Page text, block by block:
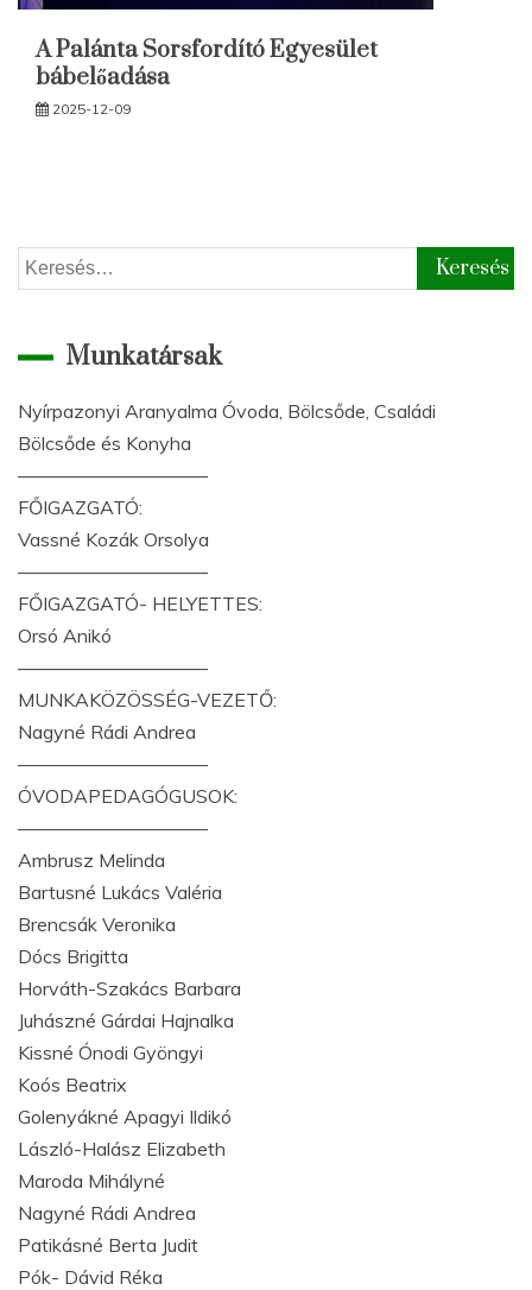
A Palánta Sorsfordító Egyesület
bábelőadása
2025-12-09
Keresés:
Munkatársak
Nyírpazonyi Aranyalma Óvoda, Bölcsőde, Családi
Bölcsőde és Konyha
——————————
FŐIGAZGATÓ:
Vassné Kozák Orsolya
——————————
FŐIGAZGATÓ- HELYETTES:
Orsó Anikó
——————————
MUNKAKÖZÖSSÉG-VEZETŐ:
Nagyné Rádi Andrea
——————————
ÓVODAPEDAGÓGUSOK:
——————————
Ambrusz Melinda
Bartusné Lukács Valéria
Brencsák Veronika
Dócs Brigitta
Horváth-Szakács Barbara
Juhászné Gárdai Hajnalka
Kissné Ónodi Gyöngyi
Koós Beatrix
Golenyákné Apagyi Ildikó
László-Halász Elizabeth
Maroda Mihályné
Nagyné Rádi Andrea
Patikásné Berta Judit
Pók- Dávid Réka